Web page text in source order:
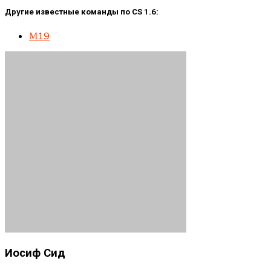
Другие известные команды по CS 1.6:
М19
Иосиф Сид